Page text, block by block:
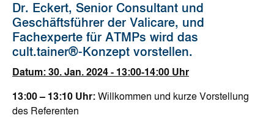
Dr. Eckert, Senior Consultant und
Geschäftsführer der Valicare, und
Fachexperte für ATMPs wird das
cult.tainer®-Konzept vorstellen.
Datum: 30. Jan. 2024 - 13:00-14:00 Uhr
13:00 – 13:10 Uhr: Willkommen und kurze Vorstellung
des Referenten